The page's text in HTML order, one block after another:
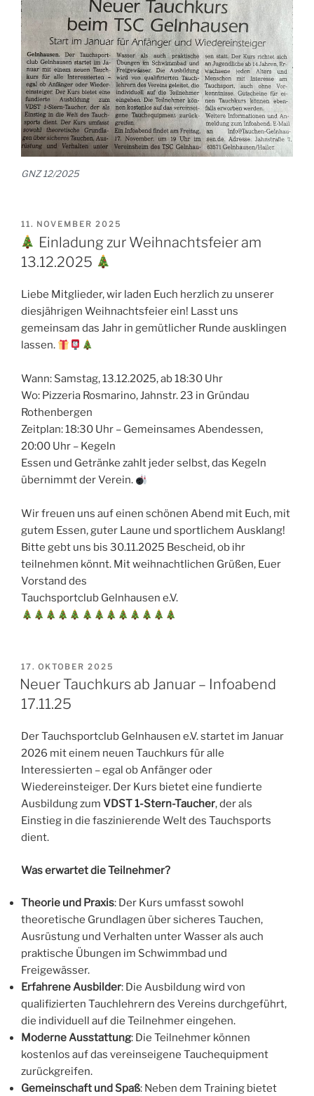
GNZ 12/2025
VERÖFFENTLICHT
AM
11. NOVEMBER 2025
Einladung zur Weihnachtsfeier am
13.12.2025
Liebe Mitglieder, wir laden Euch herzlich zu unserer
diesjährigen Weihnachtsfeier ein! Lasst uns
gemeinsam das Jahr in gemütlicher Runde ausklingen
lassen.
Wann: Samstag, 13.12.2025, ab 18:30 Uhr
Wo: Pizzeria Rosmarino, Jahnstr. 23 in Gründau
Rothenbergen
Zeitplan: 18:30 Uhr – Gemeinsames Abendessen,
20:00 Uhr – Kegeln
Essen und Getränke zahlt jeder selbst, das Kegeln
übernimmt der Verein.
Wir freuen uns auf einen schönen Abend mit Euch, mit
gutem Essen, guter Laune und sportlichem Ausklang!
Bitte gebt uns bis 30.11.2025 Bescheid, ob ihr
teilnehmen könnt. Mit weihnachtlichen Grüßen, Euer
Vorstand des
Tauchsportclub Gelnhausen e.V.
VERÖFFENTLICHT
AM
17. OKTOBER 2025
Neuer Tauchkurs ab Januar – Infoabend
17.11.25
Der Tauchsportclub Gelnhausen e.V. startet im Januar
2026 mit einem neuen Tauchkurs für alle
Interessierten – egal ob Anfänger oder
Wiedereinsteiger. Der Kurs bietet eine fundierte
Ausbildung zum VDST 1-Stern-Taucher, der als
Einstieg in die faszinierende Welt des Tauchsports
dient.
Was erwartet die Teilnehmer?
Theorie und Praxis: Der Kurs umfasst sowohl
theoretische Grundlagen über sicheres Tauchen,
Ausrüstung und Verhalten unter Wasser als auch
praktische Übungen im Schwimmbad und
Freigewässer.
Erfahrene Ausbilder: Die Ausbildung wird von
qualifizierten Tauchlehrern des Vereins durchgeführt,
die individuell auf die Teilnehmer eingehen.
Moderne Ausstattung: Die Teilnehmer können
kostenlos auf das vereinseigene Tauchequipment
zurückgreifen.
Gemeinschaft und Spaß: Neben dem Training bietet